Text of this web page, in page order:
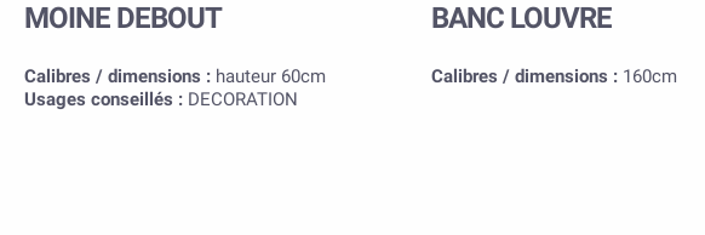
MOINE DEBOUT
Calibres / dimensions : hauteur 60cm
Usages conseillés : DECORATION
BANC LOUVRE
Calibres / dimensions : 160cm